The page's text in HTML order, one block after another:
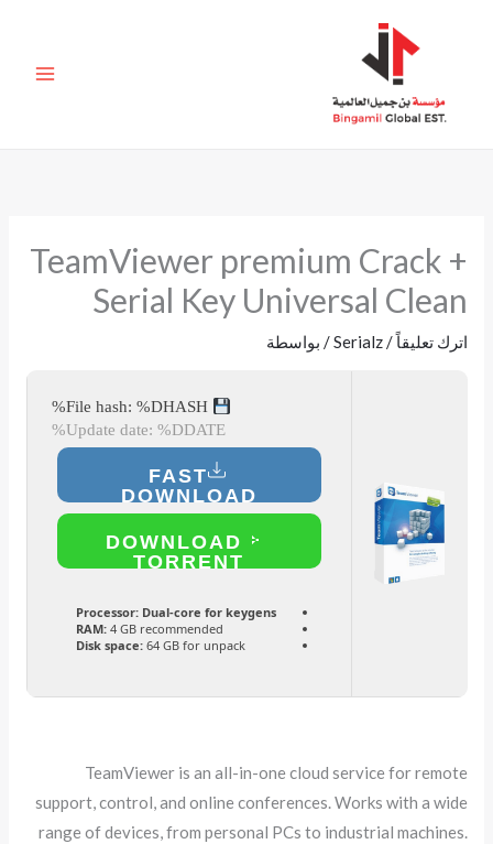
TeamViewer premium Crack +
Serial Key Universal Clean
اترك تعليقاً/
Serialz/ بواسطة
File hash: %DHASH%
Update date: %DDATE%
FAST
DOWNLOAD
DOWNLOAD
TORRENT
Processor:Dual-core for keygens
RAM:4 GB recommended
Disk space:64 GB for unpack
TeamViewer is an all-in-one cloud service for remote
support, control, and online conferences. Works with a wide
range of devices, from personal PCs to industrial machines.